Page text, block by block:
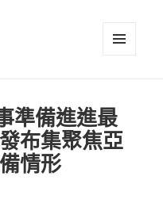
準備進進最
布集聚焦亞
情形